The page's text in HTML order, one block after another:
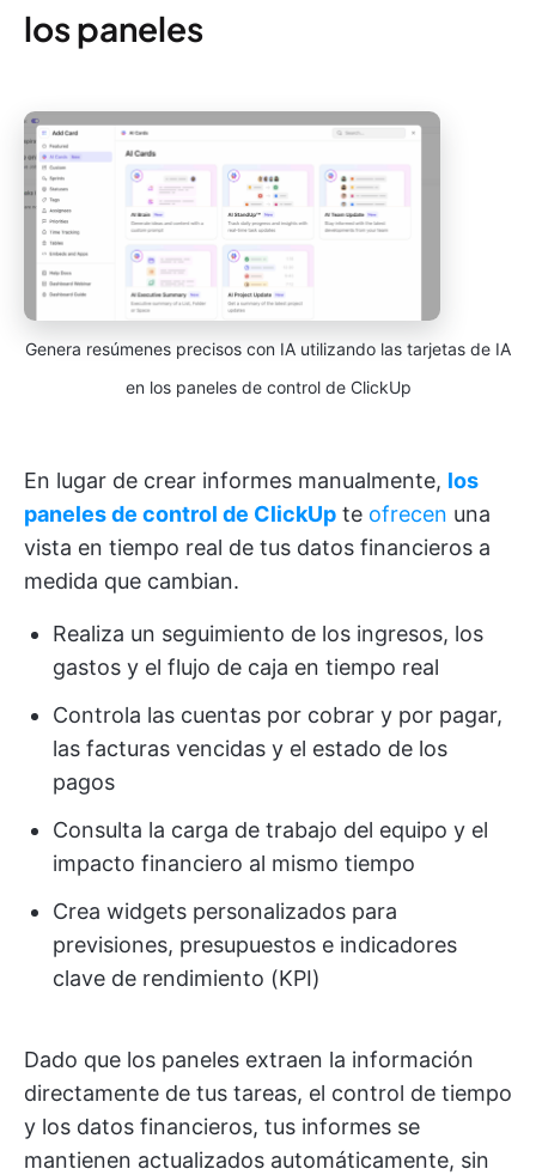
los paneles
Genera resúmenes precisos con IA utilizando las tarjetas de IA
en los paneles de control de ClickUp
En lugar de crear informes manualmente, los
paneles de control de ClickUp te ofrecen una
vista en tiempo real de tus datos financieros a
medida que cambian.
Realiza un seguimiento de los ingresos, los
gastos y el flujo de caja en tiempo real
Controla las cuentas por cobrar y por pagar,
las facturas vencidas y el estado de los
pagos
Consulta la carga de trabajo del equipo y el
impacto financiero al mismo tiempo
Crea widgets personalizados para
previsiones, presupuestos e indicadores
clave de rendimiento (KPI)
Dado que los paneles extraen la información
directamente de tus tareas, el control de tiempo
y los datos financieros, tus informes se
mantienen actualizados automáticamente, sin